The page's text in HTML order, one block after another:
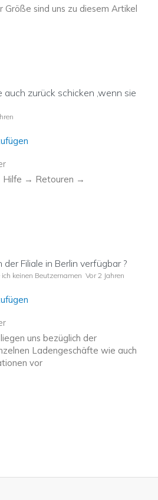
Größe sind uns zu diesem Artikel
auch zurück schicken ,wenn sie
Hilfe → Retouren →
Filiale in Berlin verfügbar ?
keinen Beutzernamen Vor 2 Jahren
uns bezüglich der
Ladengeschäfte wie auch
vor